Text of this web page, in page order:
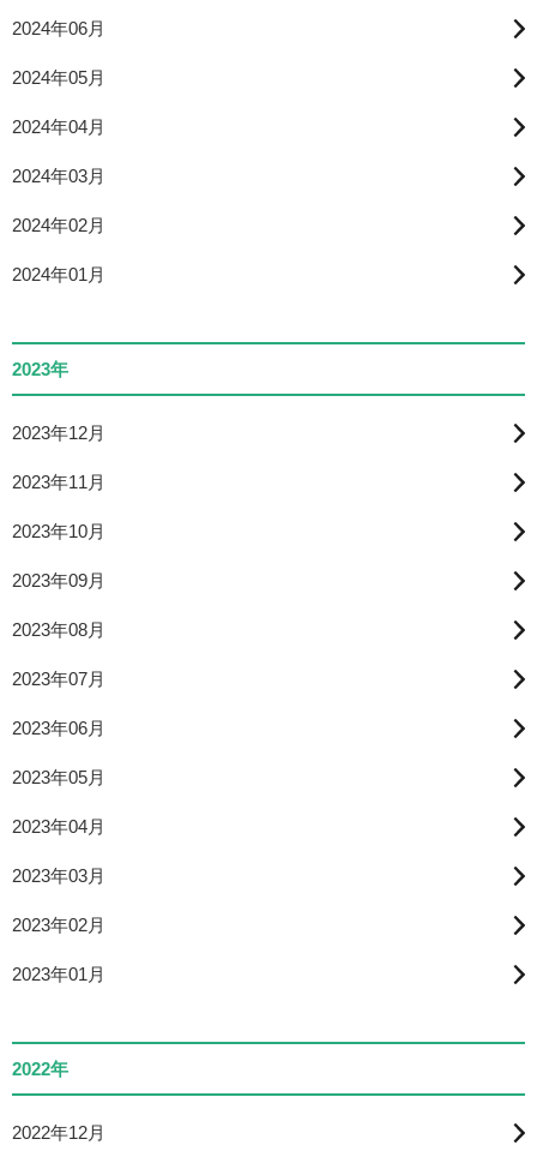
2024年06月
2024年05月
2024年04月
2024年03月
2024年02月
2024年01月
2023年
2023年12月
2023年11月
2023年10月
2023年09月
2023年08月
2023年07月
2023年06月
2023年05月
2023年04月
2023年03月
2023年02月
2023年01月
2022年
2022年12月